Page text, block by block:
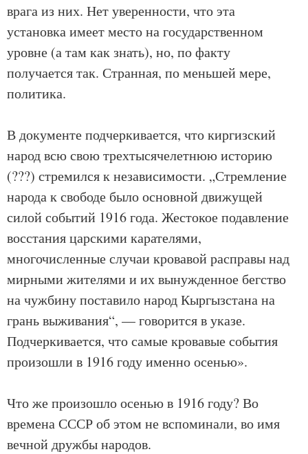
врага из них. Нет уверенности, что эта
установка имеет место на государственном
уровне (а там как знать), но, по факту
получается так. Странная, по меньшей мере,
политика.
В документе подчеркивается, что киргизский
народ всю свою трехтысячелетнюю историю
(???) стремился к независимости. „Стремление
народа к свободе было основной движущей
силой событий 1916 года. Жестокое подавление
восстания царскими карателями,
многочисленные случаи кровавой расправы над
мирными жителями и их вынужденное бегство
на чужбину поставило народ Кыргызстана на
грань выживания“, — говорится в указе.
Подчеркивается, что самые кровавые события
произошли в 1916 году именно осенью».
Что же произошло осенью в 1916 году? Во
времена СССР об этом не вспоминали, во имя
вечной дружбы народов.